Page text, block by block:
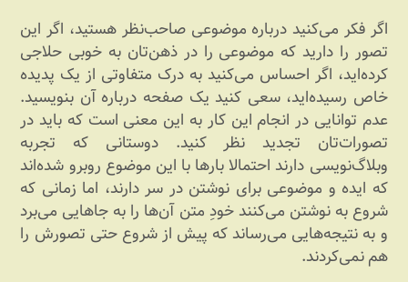
اگر فکر می‌کنید درباره موضوعی صاحب‌نظر هستید، اگر این
تصور را دارید که موضوعی را در ذهن‌تان به خوبی حلاجی
کرده‌اید، اگر احساس می‌کنید به درک متفاوتی از یک پدیده
خاص رسیده‌اید، سعی کنید یک صفحه درباره آن بنویسید.
عدم توانایی در انجام این کار به این معنی است که باید در
تصورات‌تان تجدید نظر کنید. دوستانی که تجربه
وبلاگ‌نویسی دارند احتمالا بارها با این موضوع روبرو شده‌اند
که ایده و موضوعی برای نوشتن در سر دارند، اما زمانی که
شروع به نوشتن می‌کنند خودِ متن آن‌ها را به جاهایی می‌برد
و به نتیجه‌هایی می‌رساند که پیش از شروع حتی تصورش را
هم نمی‌کردند.